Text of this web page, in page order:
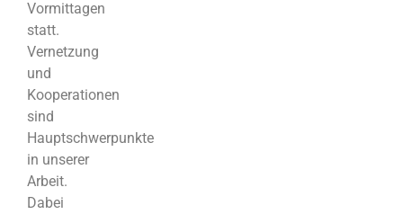
Vormittagen
statt.
Vernetzung
und
Kooperationen
sind
Hauptschwerpunkte
in unserer
Arbeit.
Dabei